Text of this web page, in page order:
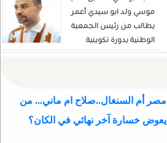
موسي ولد ابو سيدي أعمر
يطالب من رئيس الجمعية
الوطنية بدورة تكوينية
للنواب الجديد
مصر أم السنغال..صلاح ام ماني... من
يعوض خسارة آخر نهائي في الكان؟